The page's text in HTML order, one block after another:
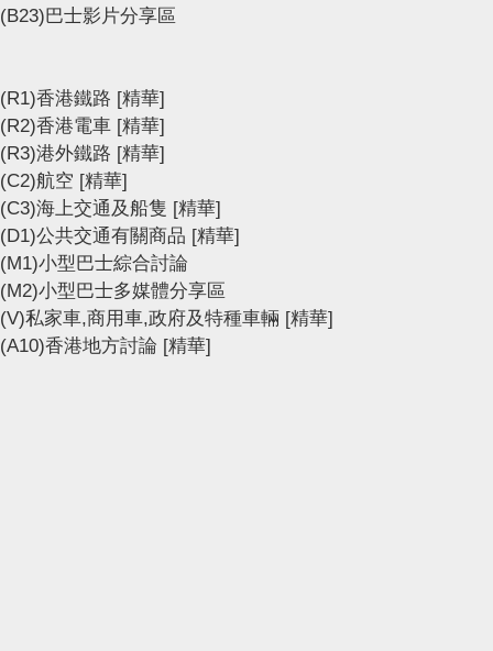
(B23)巴士影片分享區
(R1)香港鐵路 [精華]
(R2)香港電車 [精華]
(R3)港外鐵路 [精華]
(C2)航空 [精華]
(C3)海上交通及船隻 [精華]
(D1)公共交通有關商品 [精華]
(M1)小型巴士綜合討論
(M2)小型巴士多媒體分享區
(V)私家車,商用車,政府及特種車輛 [精華]
(A10)香港地方討論 [精華]